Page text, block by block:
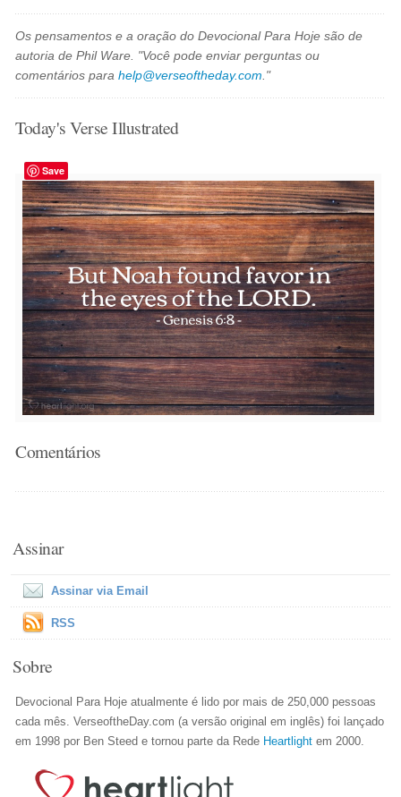
Os pensamentos e a oração do Devocional Para Hoje são de
autoria de Phil Ware. "Você pode enviar perguntas ou
comentários parahelp@verseoftheday.com ."
Today's Verse Illustrated
Save
Comentários
Assinar
Assinar via Email
RSS
Sobre
Devocional Para Hoje atualmente é lido por mais de 250,000 pessoas
cada mês. VerseoftheDay.com (a versão original em inglês) foi lançado
em 1998 por Ben Steed e tornou parte da Rede Heartlight em 2000.